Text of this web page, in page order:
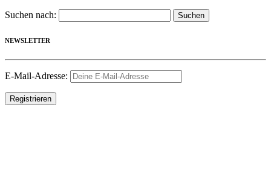
Suchen nach:
NEWSLETTER
E-Mail-Adresse: